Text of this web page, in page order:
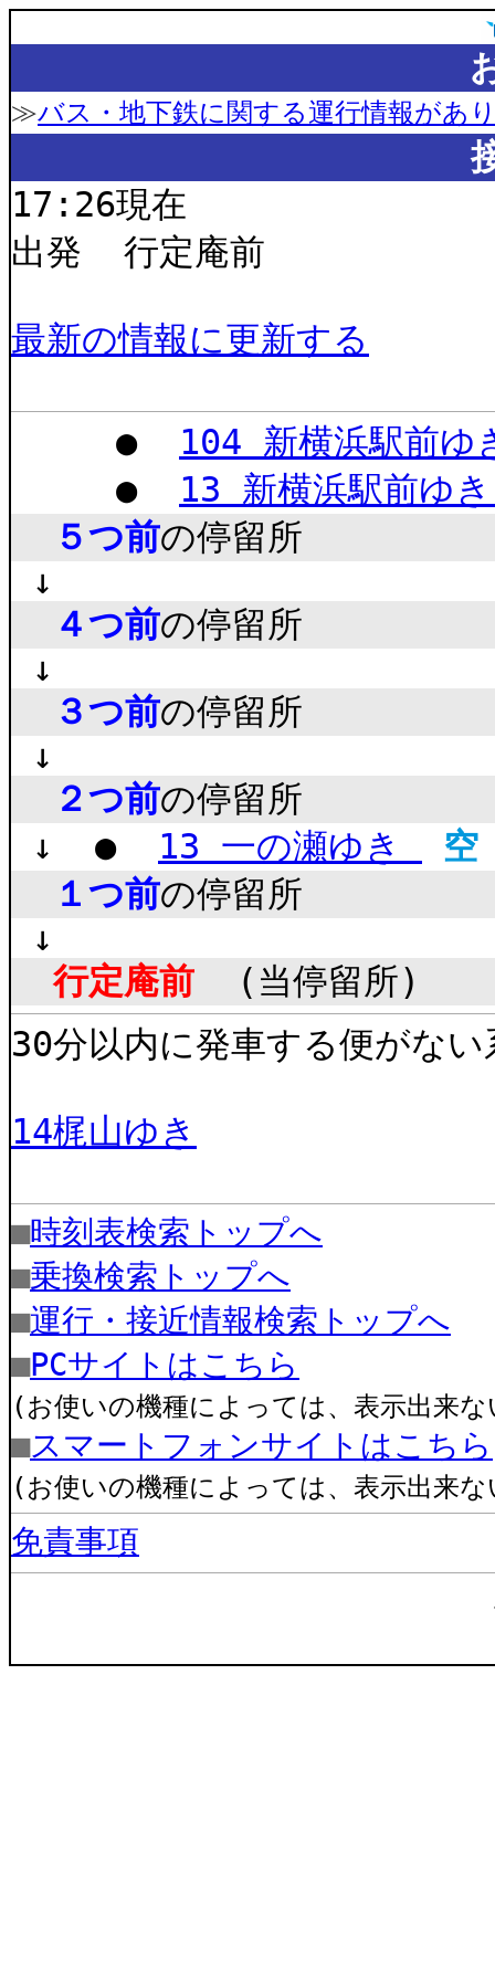
≫バス・地下鉄に関する運行情報があ
17:26現在
出発 行定庵前
最新の情報に更新する
● 104 新横浜駅前
● 13 新横浜駅前ゆ
５つ前の停留所
↓
４つ前の停留所
↓
３つ前の停留所
↓
２つ前の停留所
↓ ● 13 一の瀬ゆき
空
１つ前の停留所
↓
行定庵前 (当停留所)
30分以内に発車する便がない
14梶山ゆき
■時刻表検索トップへ
■乗換検索トップへ
■運行・接近情報検索トップへ
■PCサイトはこちら
(お使いの機種によっては、表示出来
■スマートフォンサイトはこちら
(お使いの機種によっては、表示出来
免責事項